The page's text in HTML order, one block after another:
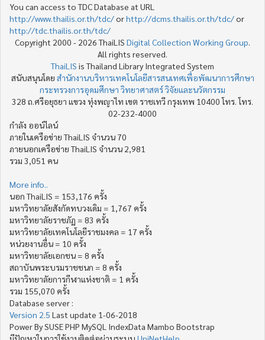
You can access to TDC Database at URL
http://www.thailis.or.th/tdc/orhttp://dcms.thailis.or.th/tdc/or
http://tdc.thailis.or.th/tdc/
Copyright 2000 - 2026 ThaiLIS Digital Collection Working Group
All rights reserved.
ThaiLIS is Thailand Library Integrated System
สนับสนุนโดย สำนักงานบริหารเทคโนโลยีสารสนเทศเพื่อพัฒนาการศึกษา
กระทรวงการอุดมศึกษา วิทยาศาสตร์ วิจัยและนวัตกรรม
328 ถ.ศรีอยุธยา แขวง ทุ่งพญาไท เขต ราชเทวี กรุงเทพ 10400 โทร. โทร.
02-232-4000
กำลัง ออน์ไลน์
ภายในเครือข่าย ThaiLIS จำนวน 70
ภายนอกเครือข่าย ThaiLIS จำนวน 2,981
รวม 3,051 คน
More info..
นอก ThaiLIS = 153,176 ครั้ง
มหาวิทยาลัยสังกัดทบวงเดิม = 1,767 ครั้ง
มหาวิทยาลัยราชภัฏ = 83 ครั้ง
มหาวิทยาลัยเทคโนโลยีราชมงคล = 17 ครั้ง
หน่วยงานอื่น = 10 ครั้ง
มหาวิทยาลัยเอกชน = 8 ครั้ง
สถาบันพระบรมราชชนก = 8 ครั้ง
มหาวิทยาลัยการกีฬาแห่งชาติ = 1 ครั้ง
รวม 155,070 ครั้ง
Database server :
Version 2.5 Last update 1-06-2018
Power By SUSE PHP MySQL IndexData Mambo Bootstrap